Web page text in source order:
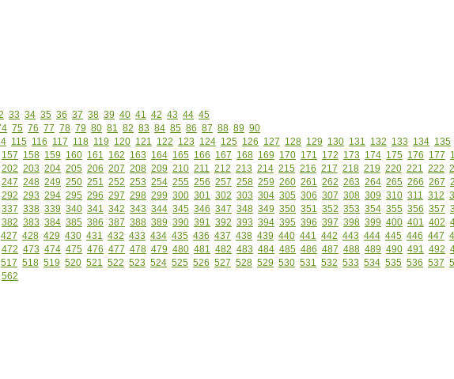
33 34 35 36 37 38 39 40 41 42 43 44 45
75 76 77 78 79 80 81 82 83 84 85 86 87 88 89 90
115 116 117 118 119 120 121 122 123 124 125 126 127 128 129 130 131 132 133 134 135
157 158 159 160 161 162 163 164 165 166 167 168 169 170 171 172 173 174 175 176 177
202 203 204 205 206 207 208 209 210 211 212 213 214 215 216 217 218 219 220 221 222
247 248 249 250 251 252 253 254 255 256 257 258 259 260 261 262 263 264 265 266 267
292 293 294 295 296 297 298 299 300 301 302 303 304 305 306 307 308 309 310 311 312
337 338 339 340 341 342 343 344 345 346 347 348 349 350 351 352 353 354 355 356 357
382 383 384 385 386 387 388 389 390 391 392 393 394 395 396 397 398 399 400 401 402
427 428 429 430 431 432 433 434 435 436 437 438 439 440 441 442 443 444 445 446 447
472 473 474 475 476 477 478 479 480 481 482 483 484 485 486 487 488 489 490 491 492
517 518 519 520 521 522 523 524 525 526 527 528 529 530 531 532 533 534 535 536 537
562